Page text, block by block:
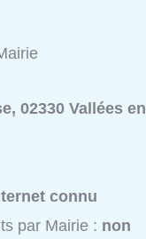
02330 Vallées en
connu
par Mairie : non